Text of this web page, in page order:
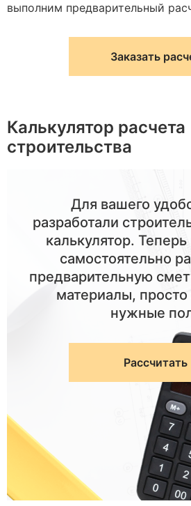
выполним предварительный
Заказать
Калькулятор расчета
строительства
Для вашего
разработали
калькулятор.
самостоятельно
предварительную
материалы, просто
нужные
Рассчитать